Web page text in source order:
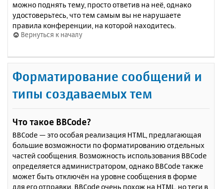
можно поднять тему, просто ответив на неё, однако
удостоверьтесь, что тем самым вы не нарушаете
правила конференции, на которой находитесь.
Вернуться к началу
Форматирование сообщений и
типы создаваемых тем
Что такое BBCode?
BBCode — это особая реализация HTML, предлагающая
большие возможности по форматированию отдельных
частей сообщения. Возможность использования BBCode
определяется администратором, однако BBCode также
может быть отключён на уровне сообщения в форме
для его отправки. BBCode очень похож на HTML, но теги в